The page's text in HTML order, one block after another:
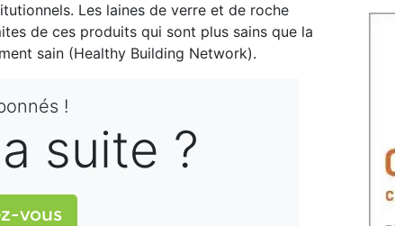
Les laines de verre et de roche
de ces produits qui sont plus sains que la
sain (Healthy Building Network).
!
suite ?
vous